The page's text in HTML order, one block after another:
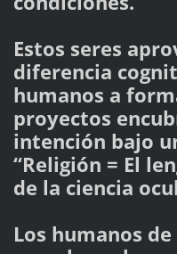
Estos seres
diferencia
humanos a
proyectos
intención bajo
“Religión = El
de la ciencia
Los humanos